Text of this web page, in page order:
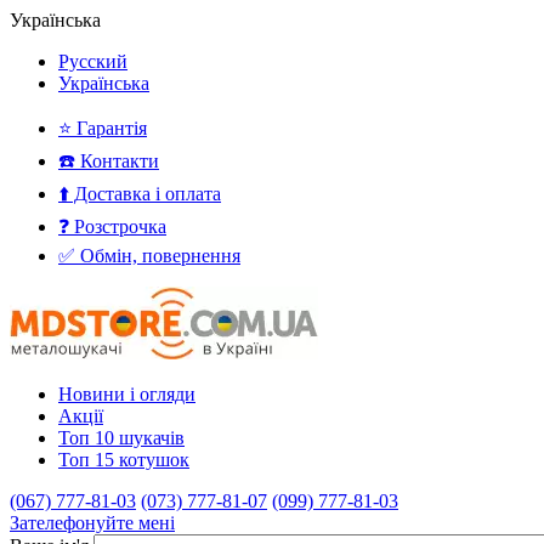
Українська
Русский
Українська
⭐ Гарантія
☎️ Контакти
⬆️ Доставка і оплата
❓ Розстрочка
✅ Обмін, повернення
Новини і огляди
Акції
Топ 10 шукачів
Топ 15 котушок
(067) 777-81-03 (073) 777-81-07 (099) 777-81-03
Зателефонуйте мені